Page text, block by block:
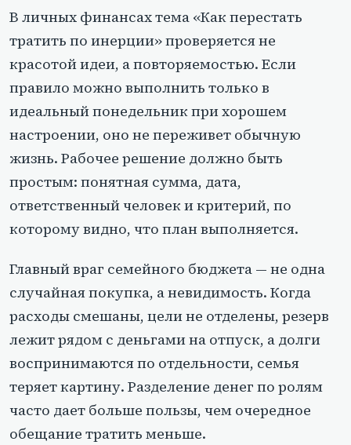
В личных финансах тема «Как перестать
тратить по инерции» проверяется не
красотой идеи, а повторяемостью. Если
правило можно выполнить только в
идеальный понедельник при хорошем
настроении, оно не переживет обычную
жизнь. Рабочее решение должно быть
простым: понятная сумма, дата,
ответственный человек и критерий, по
которому видно, что план выполняется.
Главный враг семейного бюджета — не одна
случайная покупка, а невидимость. Когда
расходы смешаны, цели не отделены, резерв
лежит рядом с деньгами на отпуск, а долги
воспринимаются по отдельности, семья
теряет картину. Разделение денег по ролям
часто дает больше пользы, чем очередное
обещание тратить меньше.